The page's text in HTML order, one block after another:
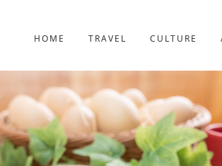
HOME TRAVEL CULTURE